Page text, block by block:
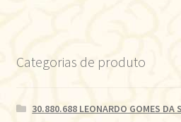
Categorias de produto
30.880.688 LEONARDO GOMES DA